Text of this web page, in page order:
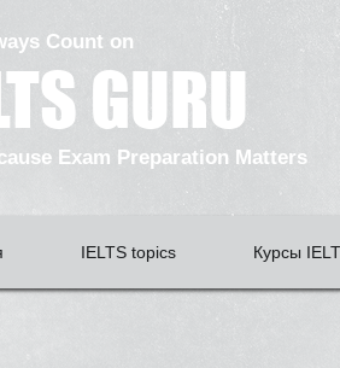
Count on
GURU
Preparation Matters
IELTS topics Курсы